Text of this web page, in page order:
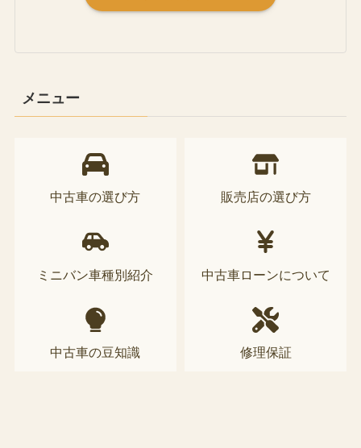
メニュー
中古車の選び方 販売店の選び方
ミニバン車種別紹介 中古車ローンについて
中古車の豆知識 修理保証